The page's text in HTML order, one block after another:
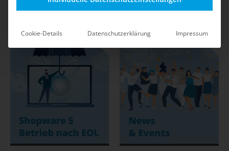
safefive.
Maßnahmen und Best
Cookie-Details Datenschutzerklärung Impressum